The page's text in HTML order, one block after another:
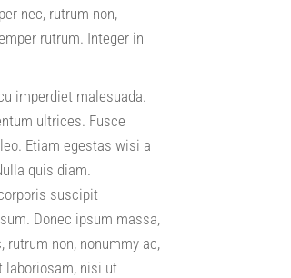
nec, rutrum non,
rutrum. Integer in
imperdiet malesuada.
ultrices. Fusce
Etiam egestas wisi a
quis diam.
suscipit
Donec ipsum massa,
non, nonummy ac,
laboriosam, nisi ut